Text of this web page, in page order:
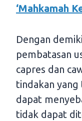
‘Mahkamah
Dengan
pembatasan
capres dan
tindakan
dapat
tidak dapat